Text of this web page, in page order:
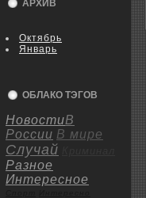
АРХИВ
Октябрь
Январь
ОБЛАКО ТЭГОВ
НовостиВ
России В мире
Случай
Разное
Интересное